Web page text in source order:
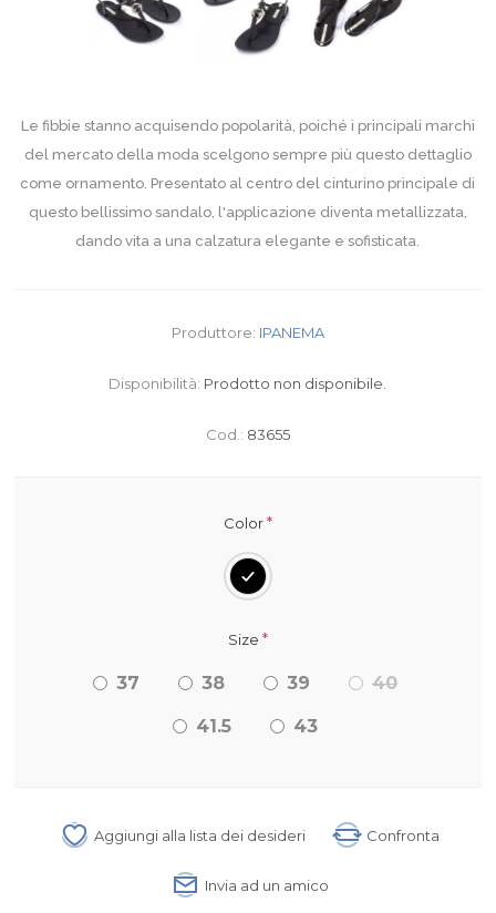
Le fibbie stanno acquisendo popolarità, poiché i principali marchi
del mercato della moda scelgono sempre più questo dettaglio
come ornamento. Presentato al centro del cinturino principale di
questo bellissimo sandalo, l'applicazione diventa metallizzata,
dando vita a una calzatura elegante e sofisticata.
Produttore: IPANEMA
Disponibilità: Prodotto non disponibile.
Cod.: 83655
Color*
Size *
37 38 39 40
41.5 43
Aggiungi alla lista dei desideri Confronta
Invia ad un amico